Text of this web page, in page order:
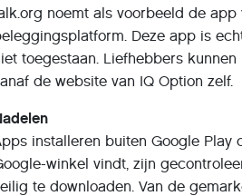
noemt als voorbeeld de
Deze app is
toegestaan. Liefhebbers
de website van IQ Option zelf.
installeren buiten Google Play
winkel vindt, zijn
te downloaden. Van de